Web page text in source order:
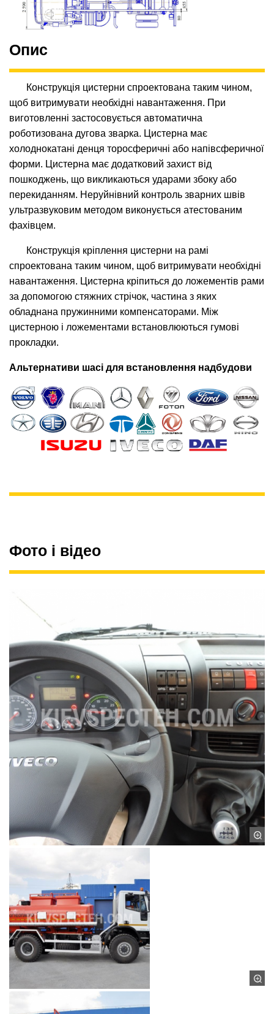
Опис
Конструкція цистерни спроектована таким чином,
щоб витримувати необхідні навантаження. При
виготовленні застосовується автоматична
роботизована дугова зварка. Цистерна має
холоднокатані денця торосферичні або напівсферичної
форми. Цистерна має додатковий захист від
пошкоджень, що викликаються ударами збоку або
перекиданням. Неруйнівний контроль зварних швів
ультразвуковим методом виконується атестованим
фахівцем.
Конструкція кріплення цистерни на рамі
спроектована таким чином, щоб витримувати необхідні
навантаження. Цистерна кріпиться до ложементів рами
за допомогою стяжних стрічок, частина з яких
обладнана пружинними компенсаторами. Між
цистерною і ложементами встановлюються гумові
прокладки.
Альтернативи шасі для встановлення надбудови
Фото і відео